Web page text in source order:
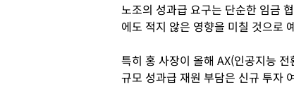
노조의 성과급 요구는 단순한 임금
에도 적지 않은 영향을 미칠 것으로
특히 홍 사장이 올해 AX(인공지능
규모 성과급 재원 부담은 신규 투자